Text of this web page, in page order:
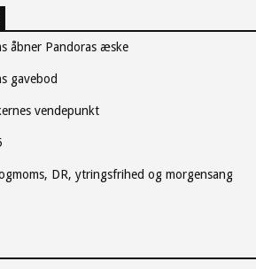
åbner Pandoras æske
gavebod
vendepunkt
DR, ytringsfrihed og morgensang